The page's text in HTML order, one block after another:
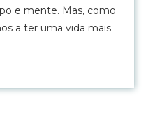
e mente. Mas, como
a ter uma vida mais